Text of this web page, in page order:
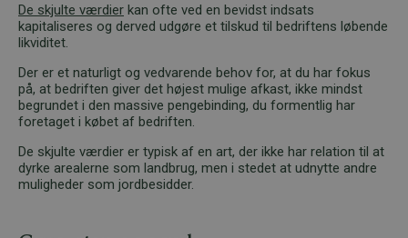
De skjulte værdier kan ofte ved en bevidst indsats
kapitaliseres og derved udgøre et tilskud til bedriftens løbende
likviditet.
Der er et naturligt og vedvarende behov for, at du har fokus
på, at bedriften giver det højest mulige afkast, ikke mindst
begrundet i den massive pengebinding, du formentlig har
foretaget i købet af bedriften.
De skjulte værdier er typisk af en art, der ikke har relation til at
dyrke arealerne som landbrug, men i stedet at udnytte andre
muligheder som jordbesidder.